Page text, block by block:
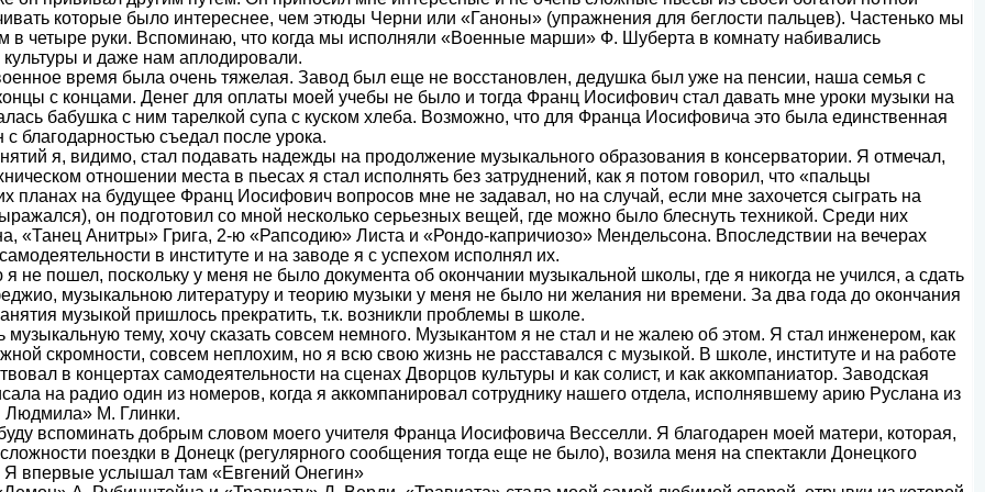
которые было интереснее, чем этюды Черни или «Ганоны» (упражнения для беглости пальцев). Частенько мы
в четыре руки. Вспоминаю, что когда мы исполняли «Военные марши» Ф. Шуберта в комнату набивались
и даже нам аплодировали.
время была очень тяжелая. Завод был еще не восстановлен, дедушка был уже на пенсии, наша семья с
с концами. Денег для оплаты моей учебы не было и тогда Франц Иосифович стал давать мне уроки музыки на
бабушка с ним тарелкой супа с куском хлеба. Возможно, что для Франца Иосифовича это была единственная
благодарностью съедал после урока.
я, видимо, стал подавать надежды на продолжение музыкального образования в консерватории. Я отмечал,
отношении места в пьесах я стал исполнять без затруднений, как я потом говорил, что «пальцы
планах на будущее Франц Иосифович вопросов мне не задавал, но на случай, если мне захочется сыграть на
он подготовил со мной несколько серьезных вещей, где можно было блеснуть техникой. Среди них
«Танец Анитры» Грига, 2-ю «Рапсодию» Листа и «Рондо-капричиозо» Мендельсона. Впоследствии на вечерах
в институте и на заводе я с успехом исполнял их.
не пошел, поскольку у меня не было документа об окончании музыкальной школы, где я никогда не учился, а сдать
музыкальною литературу и теорию музыки у меня не было ни желания ни времени. За два года до окончания
музыкой пришлось прекратить, т.к. возникли проблемы в школе.
тему, хочу сказать совсем немного. Музыкантом я не стал и не жалею об этом. Я стал инженером, как
скромности, совсем неплохим, но я всю свою жизнь не расставался с музыкой. В школе, институте и на работе
в концертах самодеятельности на сценах Дворцов культуры и как солист, и как аккомпаниатор. Заводская
на радио один из номеров, когда я аккомпанировал сотруднику нашего отдела, исполнявшему арию Руслана из
Людмила» М. Глинки.
вспоминать добрым словом моего учителя Франца Иосифовича Весселли. Я благодарен моей матери, которая,
поездки в Донецк (регулярного сообщения тогда еще не было), возила меня на спектакли Донецкого
Я впервые услышал там «Евгений Онегин»